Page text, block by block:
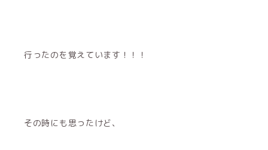
行ったのを覚えています！！！
その時にも思ったけど、